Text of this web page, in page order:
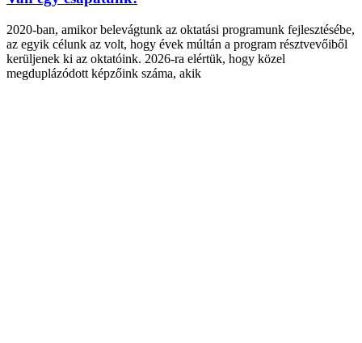
2020-ban, amikor belevágtunk az oktatási programunk fejlesztésébe,
az egyik célunk az volt, hogy évek múltán a program résztvevőiből
kerüljenek ki az oktatóink. 2026-ra elértük, hogy közel
megduplázódott képzőink száma, akik